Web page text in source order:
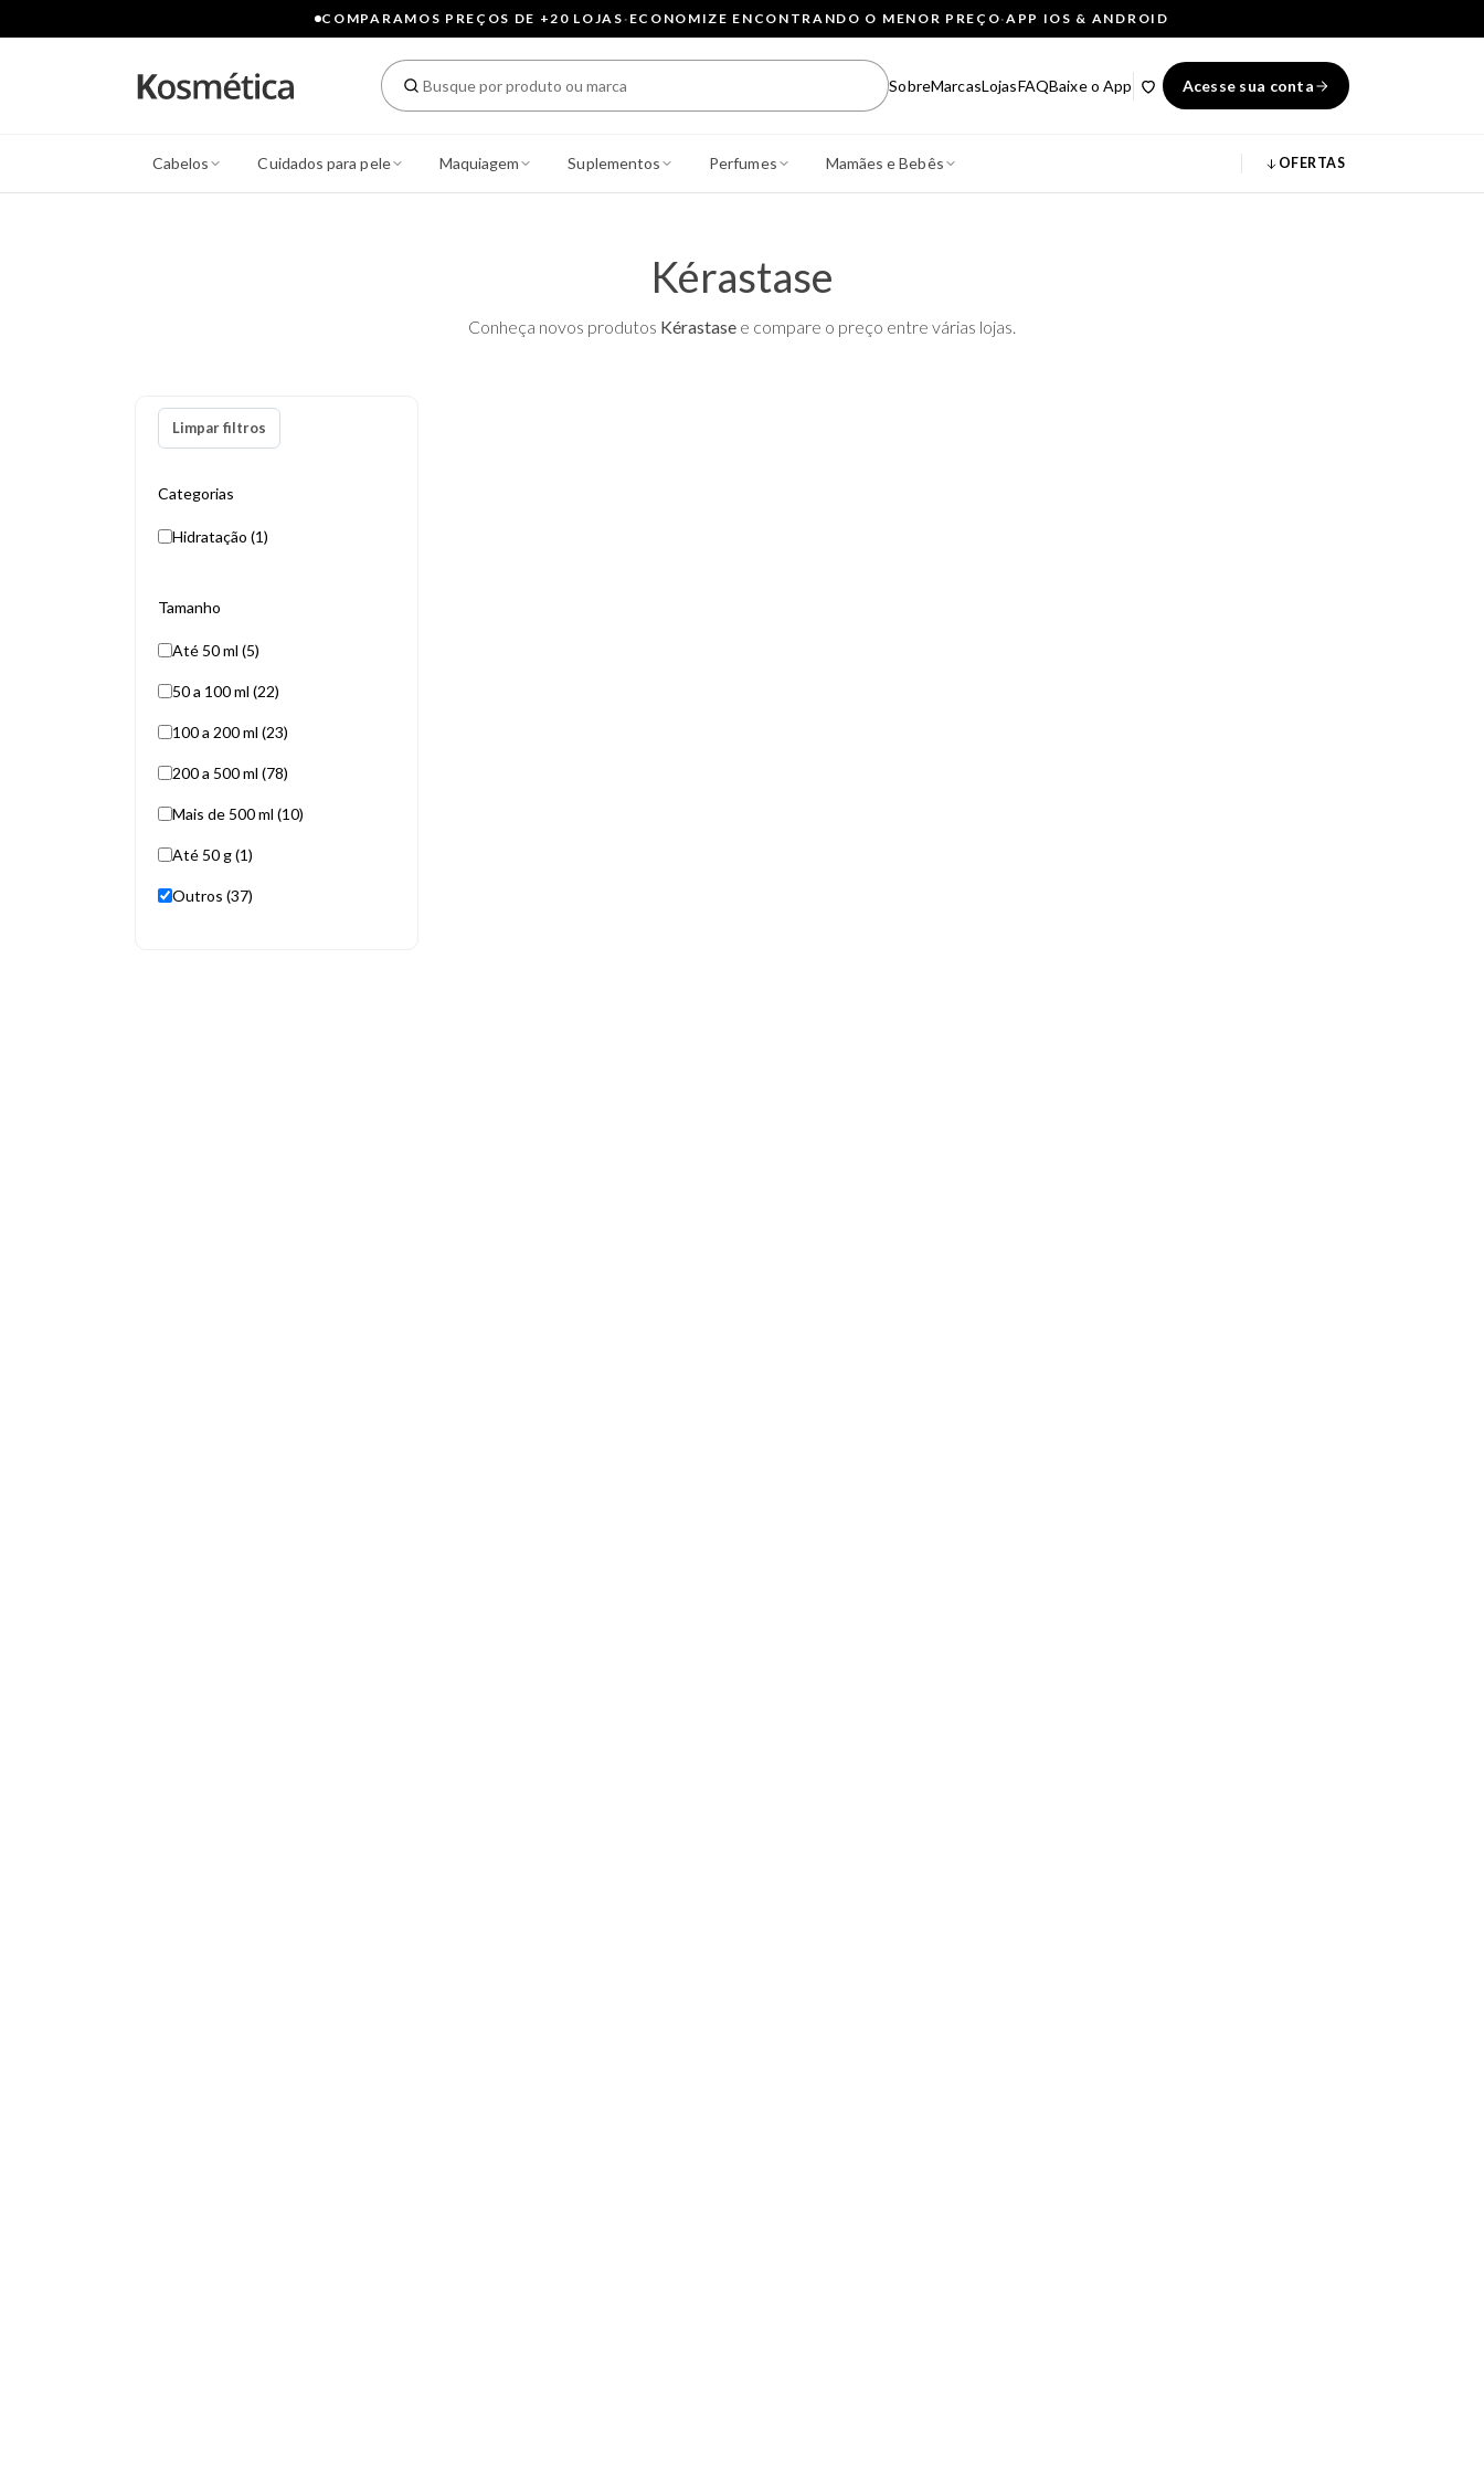
COMPARAMOS PREÇOS DE +20 LOJAS· ECONOMIZE ENCONTRANDO O MENOR PREÇO·APP IOS & ANDROID
SobreMarcasLojasFAQBaixe o App Acesse sua conta
Cabelos Cuidados para pele Maquiagem Suplementos Perfumes Mamães e Bebês OFERTAS
Kérastase
Conheça novos produtos Kérastase e compare o preço entre várias lojas.
Limpar filtros
Categorias
Hidratação (1)
Tamanho
Até 50 ml (5)
50 a 100 ml (22)
100 a 200 ml (23)
200 a 500 ml (78)
Mais de 500 ml (10)
Até 50 g (1)
Outros (37)